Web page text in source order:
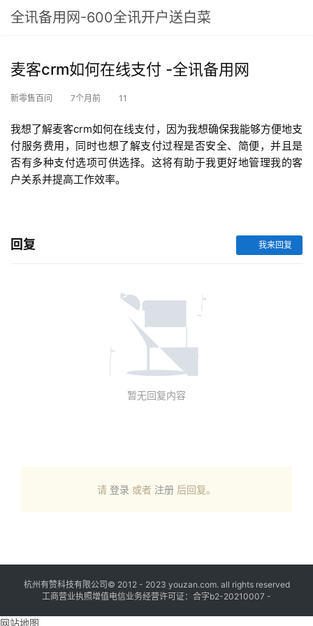
全讯备用网-600全讯开户送白菜
麦客crm如何在线支付 -全讯备用网
新零售百问 7个月前 11
我想了解麦客crm如何在线支付，因为我想确保我能够方便地支
付服务费用，同时也想了解支付过程是否安全、简便，并且是
否有多种支付选项可供选择。这将有助于我更好地管理我的客
户关系并提高工作效率。
回复 我来回复
暂无回复内容
请 登录 或者 注册 后回复。
杭州有赞科技有限公司© 2012 - 2023 youzan.com. all rights reserved
工商营业执照增值电信业务经营许可证：合字b2-20210007 -
网站地图